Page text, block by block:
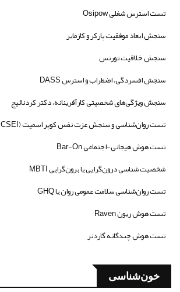
تست استرس شغلی Osipow
سنجش ابعاد موفقیت پارکر و کازمایر
سنجش خلاقیت تورنس
سنجش افسردگی، اضطراب و استرس DASS
سنجش ویژگی‌های شخصیتی کارآفرینانه، دکتر کردنائیج
تست روان‌شناسی و سنجش عزت نفس کوپر اسمیت (CSEI)
تست هوش هیجانی-اجتماعی Bar-On
شخصیت شناسی درون‌گرایی یا برون‌گرایی MBTI
تست روان‌شناسی سلامت عمومی روان یا GHQ
تست هوش ریون Raven
تست هوش چندگانه گاردنر
خون‌شناسی